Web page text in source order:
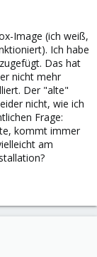
Image (ich weiß,
Ich habe
Das hat
nicht mehr
Der "alte"
nicht, wie ich
Frage:
kommt immer
am